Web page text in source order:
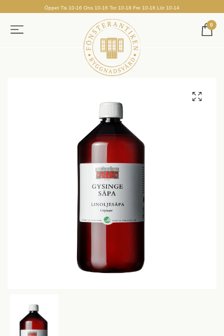
Öppet Tis 10-16 Ons 10-16 Tor 10-18 Fre 10-16 Lör 10-14
0